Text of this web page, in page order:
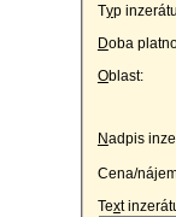
Typ
Doba
Oblast:
Nadpis
Cena/
Text